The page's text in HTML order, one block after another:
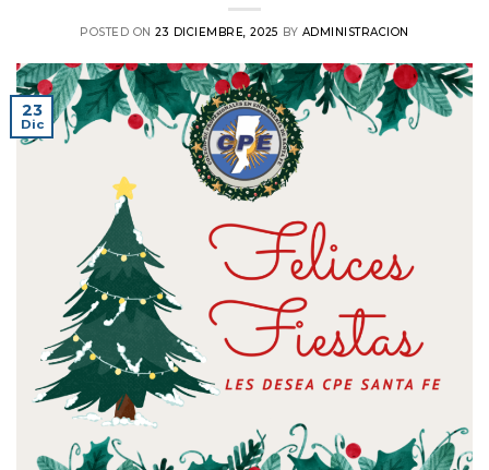
POSTED ON23 DICIEMBRE, 2025 BY ADMINISTRACION
23
Dic